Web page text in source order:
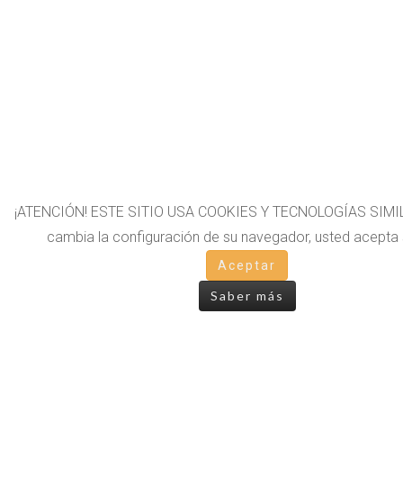
¡ATENCIÓN! ESTE SITIO USA COOKIES Y TECNOLOGÍAS
cambia la configuración de su navegador, usted acepta
Aceptar
Saber más